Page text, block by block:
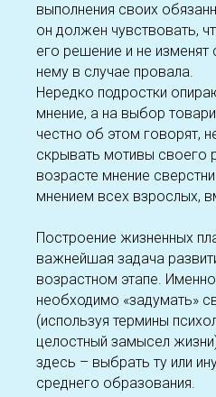
выполнения своих
он должен чувствовать,
его решение и не
нему в случае провала.
Нередко подростки
мнение, а на выбор
честно об этом говорят,
скрывать мотивы своего
возрасте мнение
мнением всех взрослых,
Построение жизненных
важнейшая задача
возрастном этапе.
необходимо «задумать»
(используя термины
целостный замысел
здесь – выбрать ту или
среднего образования.